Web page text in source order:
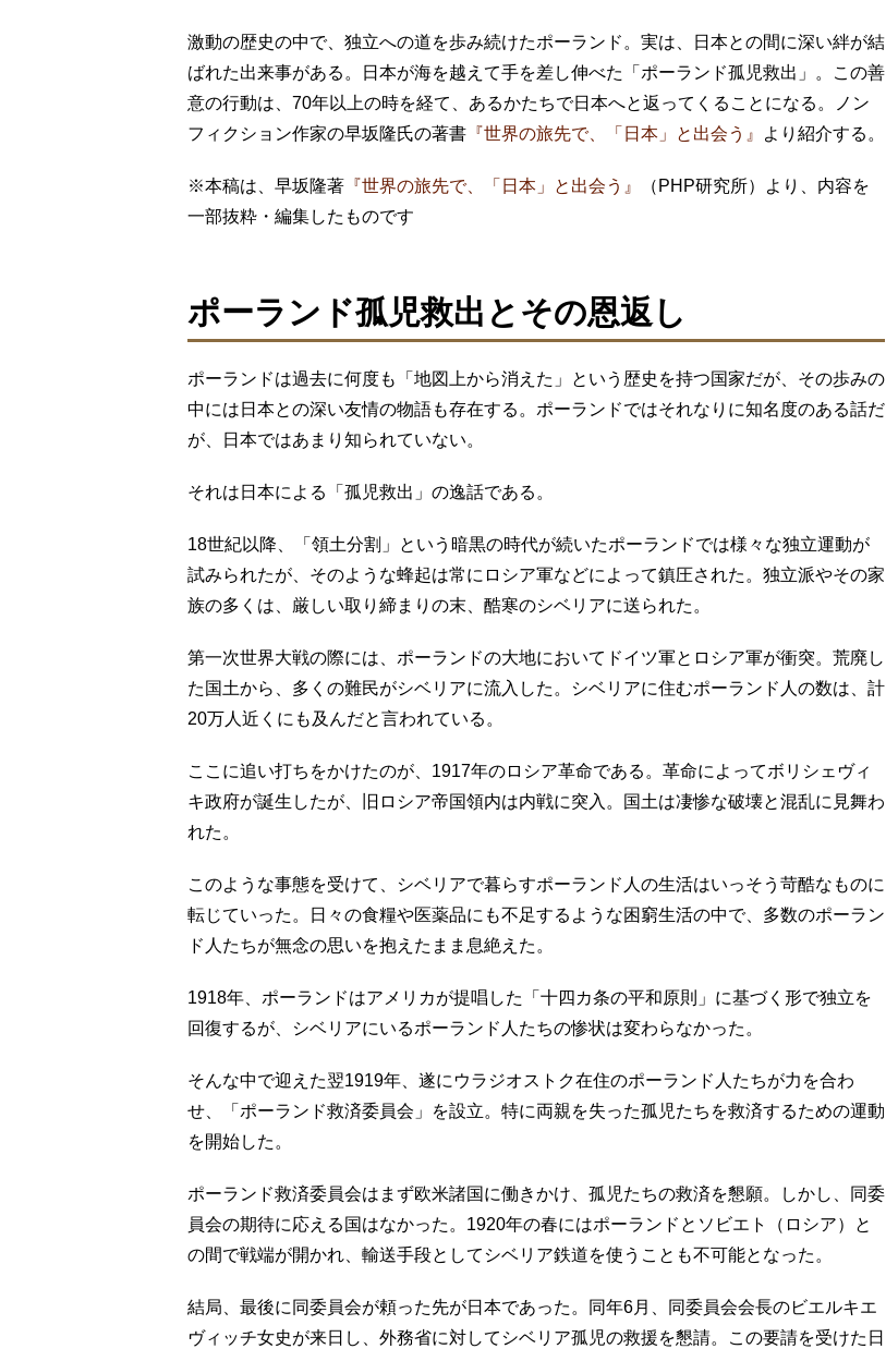
激動の歴史の中で、独立への道を歩み続けたポーランド。実は、日本との間に深い絆が結
ばれた出来事がある。日本が海を越えて手を差し伸べた「ポーランド孤児救出」。この善
意の行動は、70年以上の時を経て、あるかたちで日本へと返ってくることになる。ノン
フィクション作家の早坂隆氏の著書 『世界の旅先で、「日本」と出会う』 より紹介する。
※本稿は、早坂隆著 『世界の旅先で、「日本」と出会う』
（PHP研究所）より、内容を
一部抜粋・編集したものです
ポーランド孤児救出とその恩返し
ポーランドは過去に何度も「地図上から消えた」という歴史を持つ国家だが、その歩みの
中には日本との深い友情の物語も存在する。ポーランドではそれなりに知名度のある話だ
が、日本ではあまり知られていない。
それは日本による「孤児救出」の逸話である。
18世紀以降、「領土分割」という暗黒の時代が続いたポーランドでは様々な独立運動が
試みられたが、そのような蜂起は常にロシア軍などによって鎮圧された。独立派やその家
族の多くは、厳しい取り締まりの末、酷寒のシベリアに送られた。
第一次世界大戦の際には、ポーランドの大地においてドイツ軍とロシア軍が衝突。荒廃し
た国土から、多くの難民がシベリアに流入した。シベリアに住むポーランド人の数は、計
20万人近くにも及んだと言われている。
ここに追い打ちをかけたのが、1917年のロシア革命である。革命によってボリシェヴィ
キ政府が誕生したが、旧ロシア帝国領内は内戦に突入。国土は凄惨な破壊と混乱に見舞わ
れた。
このような事態を受けて、シベリアで暮らすポーランド人の生活はいっそう苛酷なものに
転じていった。日々の食糧や医薬品にも不足するような困窮生活の中で、多数のポーラン
ド人たちが無念の思いを抱えたまま息絶えた。
1918年、ポーランドはアメリカが提唱した「十四カ条の平和原則」に基づく形で独立を
回復するが、シベリアにいるポーランド人たちの惨状は変わらなかった。
そんな中で迎えた翌1919年、遂にウラジオストク在住のポーランド人たちが力を合わ
せ、「ポーランド救済委員会」を設立。特に両親を失った孤児たちを救済するための運動
を開始した。
ポーランド救済委員会はまず欧米諸国に働きかけ、孤児たちの救済を懇願。しかし、同委
員会の期待に応える国はなかった。1920年の春にはポーランドとソビエト（ロシア）と
の間で戦端が開かれ、輸送手段としてシベリア鉄道を使うことも不可能となった。
結局、最後に同委員会が頼った先が日本であった。同年6月、同委員会会長のビエルキエ
ヴィッチ女史が来日し、外務省に対してシベリア孤児の救援を懇請。この要請を受けた日